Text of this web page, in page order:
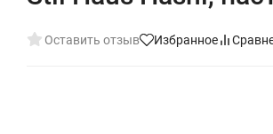
Оставить отзыв Избранное